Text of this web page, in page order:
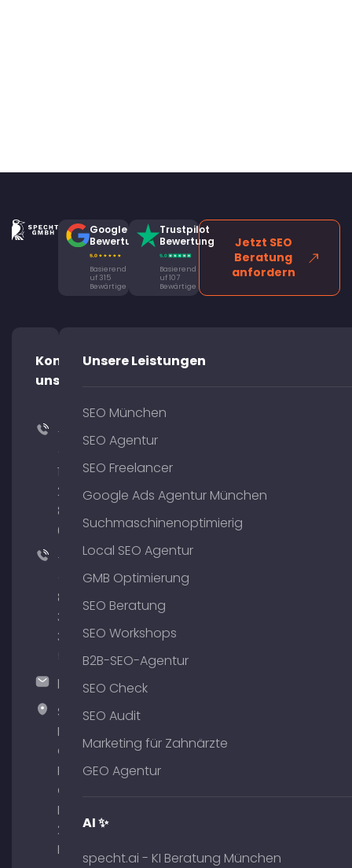
Google
Bewertung
Basierend
uf 315
Bewärtige
Trustpilot
Bewertung
Basierend
uf 107
Bewärtige
Jetzt SEO
Beratung
anfordern
Kontaktiere
uns!
+49
176
204
801
64
+49
89
380
375
hallo@timospecht.de
Specht
Marketing
GmbH –
Palais am
Obelisk
Briennerstr.
29 80333
München
Unsere Leistungen
SEO München
SEO Agentur
SEO Freelancer
Google Ads Agentur München
Suchmaschinenoptimierig
Local SEO Agentur
GMB Optimierung
SEO Beratung
SEO Workshops
B2B-SEO-Agentur
SEO Check
SEO Audit
Marketing für Zahnärzte
GEO Agentur
AI ✨
specht.ai - KI Beratung München